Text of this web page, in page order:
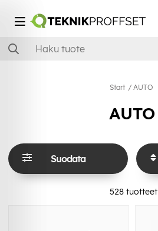
Start AUTO
AUTO
Suodata
528tuotteet